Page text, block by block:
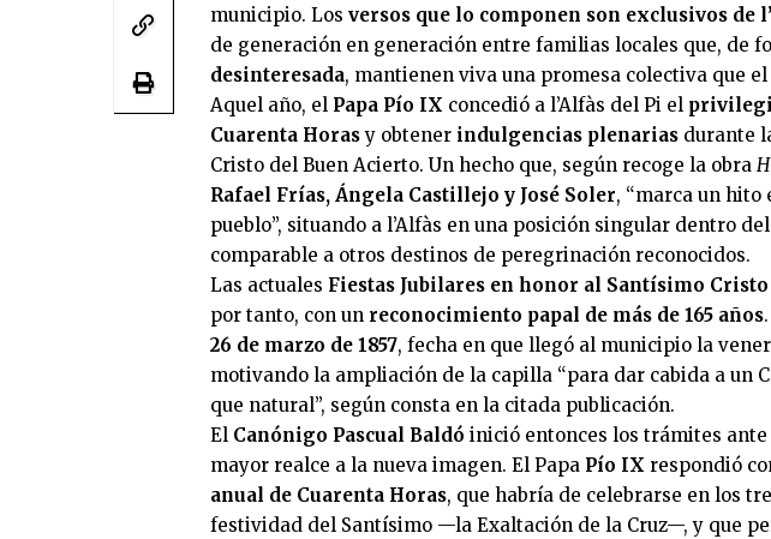
municipio. Los versos que lo componen son exclusivos de
de generación en generación entre familias locales que, de
desinteresada, mantienen viva una promesa colectiva que
Aquel año, el Papa Pío IX concedió a l’Alfàs del Pi el
Cuarenta Horasy obtener indulgencias plenarias durante
Cristo del Buen Acierto. Un hecho que, según recoge la obra
Rafael Frías, Ángela Castillejo y José Soler, “marca un
pueblo”, situando a l’Alfàs en una posición singular dentro
comparable a otros destinos de peregrinación reconocidos.
Las actuales Fiestas Jubilares en honor al Santísimo
por tanto, con un reconocimiento papal de más de 165 años
26 de marzo de 1857, fecha en que llegó al municipio la
motivando la ampliación de la capilla “para dar cabida a un
que natural”, según consta en la citada publicación.
El Canónigo Pascual Baldó inició entonces los trámites
mayor realce a la nueva imagen. El Papa Pío IX respondió
anual de Cuarenta Horas, que habría de celebrarse en los
festividad del Santísimo —la Exaltación de la Cruz—, y que